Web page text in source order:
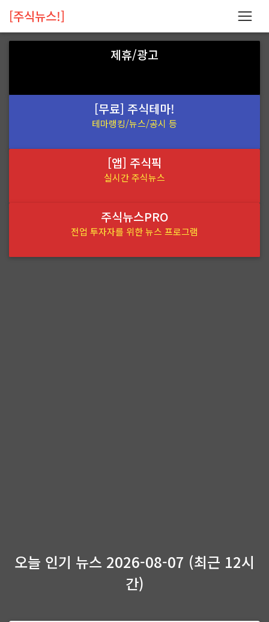
[주식뉴스!]
제휴/광고
[무료] 주식테마!
테마랭킹/뉴스/공시 등
[앱] 주식픽
실시간 주식뉴스
주식뉴스PRO
전업 투자자를 위한 뉴스 프로그램
오늘 인기 뉴스 2026-08-07 (최근 12시
간)